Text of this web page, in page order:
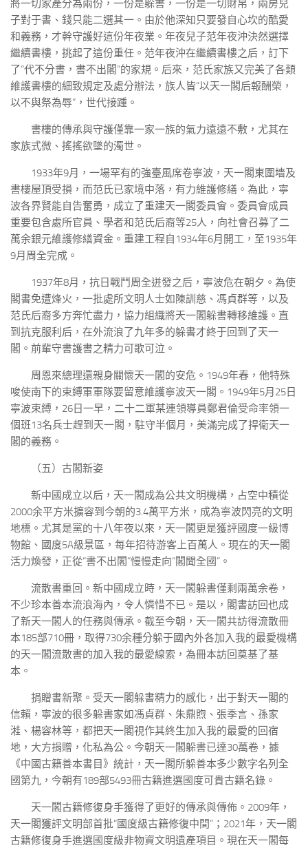
將一切家產分為兩份，一份是躲書，一份是一切財帛，兩房兒
子對于書、錢只能二選其一。由於他深知只要發自心坎的酷愛
和義務，才幹守護好這份年夜業。年夜兒子范年夜沖決然選擇
繼續書樓，挑起了這份重任。范年夜沖在繼續書樓之后，訂下
了“代不分書，書不出閣”的家規。后來，范氏家族又完美了各類
維護書樓的細致規定及處分辦法，族人皆“以天一閣后報酬榮，
以不與祭為辱”，世代接踵。
書樓的傳承與守護僅靠一家一族的氣力遠遠不敷，尤其在
家族式微、搖搖欲墜的濁世。
1933年9月，一場罕有的強臺風席卷寧波，天一閣東圍墻及
書樓屋頂受損，而范氏已家境中落，有力維護修繕。為此，寧
波各界賢能自告奮勇，成立了重建天一閣委員會。委員會成員
重要包含處所官員、學者和范氏后裔等25人，向社會召募了二
萬余銀元維護修繕資金。重建工程自1934年6月開工，至1935年
9月周全完成。
1937年8月，抗日戰鬥周全迸發之后，寧波危在朝夕。為使
閣書免遭烽火，一批處所文明人士如陳訓慈、馮貞群等，以及
范氏后裔多方奔忙盡力，協力組織將天一閣躲書轉移維護。直
到抗克服利后，在外流浪了九年多的躲書才終于回到了天一
閣。前輩守書護書之精力可歌可泣。
周恩來總理還親身關懷天一閣的安危。1949年春，他特殊
唆使南下的束縛軍軍隊要留意維護寧波天一閣。1949年5月25日
寧波束縛，26日一早，二十二軍某連領導員鄭君倫受命率領一
個班13名兵士趕到天一閣，駐守半個月，美滿完成了捍衛天一
閣的義務。
（五）古閣新姿
新中國成立以后，天一閣成為公共文明機構，占空中積從
2000余平方米擴容到今朝的3.4萬平方米，成為寧波閃亮的文明
地標。尤其是黨的十八年夜以來，天一閣更是獲評國度一級博
物館、國度5A級景區，每年招待游客上百萬人。現在的天一閣
活力煥發，正從“書不出閣”慢慢走向“閣聞全國”。
流散書重回。新中國成立時，天一閣躲書僅剩兩萬余卷，
不少珍本善本流浪海內，令人憐惜不已。是以，閣書訪回也成
了新天一閣人的任務與傳承。截至今朝，天一閣共訪得流散冊
本185部710冊，取得730余種分躲于國內外各加入我的最愛機構
的天一閣流散書的加入我的最愛線索，為冊本訪回奠基了基
本。
捐贈書新聚。受天一閣躲書精力的感化，出于對天一閣的
信賴，寧波的很多躲書家如馮貞群、朱鼎煦、張季言、孫家
溎、楊容林等，都把天一閣視作其終生加入我的最愛的回宿
地，大方捐贈，化私為公。今朝天一閣躲書已達30萬卷，據
《中國古籍善本書目》統計，天一閣所躲善本多少數字名列全
國第九，今朝有189部5493冊古籍進選國度可貴古籍名錄。
天一閣古籍修復身手獲得了更好的傳承與傳佈。2009年，
天一閣獲評文明部首批“國度級古籍修復中間”；2021年，天一閣
古籍修復身手進選國度級非物資文明遺產項目。現在天一閣每